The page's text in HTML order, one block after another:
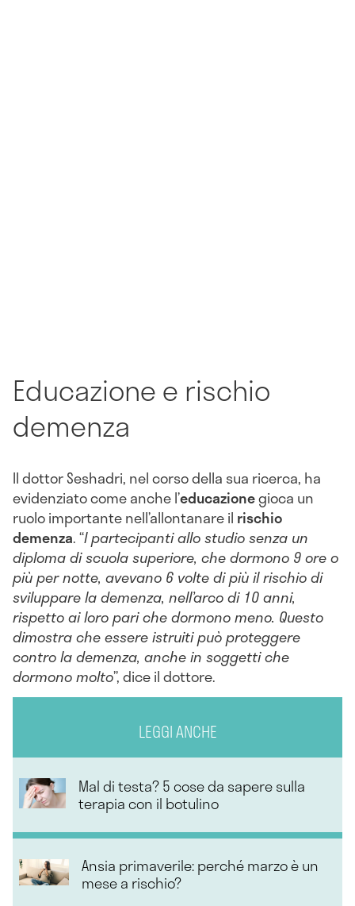
Educazione e rischio
demenza
Il dottor Seshadri, nel corso della sua ricerca, ha
evidenziato come anche l’educazionegioca un
ruolo importante nell’allontanare il rischio
demenza. “I partecipanti allo studio senza un
diploma di scuola superiore, che dormono 9 ore o
più per notte, avevano 6 volte di più il rischio di
sviluppare la demenza, nell’arco di 10 anni,
rispetto ai loro pari che dormono meno. Questo
dimostra che essere istruiti può proteggere
contro la demenza, anche in soggetti che
dormono molto”, dice il dottore.
LEGGI ANCHE
Mal di testa? 5 cose da sapere sulla
terapia con il botulino
Ansia primaverile: perché marzo è un
mese a rischio?